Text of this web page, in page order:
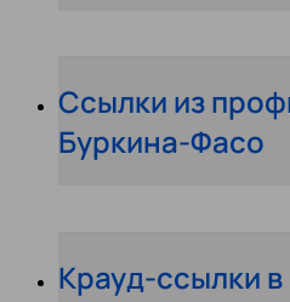
Ссылки из
Буркина-Фасо
Крауд-ссылки